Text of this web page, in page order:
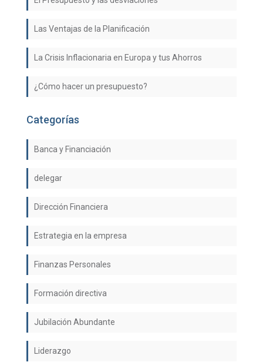
Las Ventajas de la Planificación
La Crisis Inflacionaria en Europa y tus Ahorros
¿Cómo hacer un presupuesto?
Categorías
Banca y Financiación
delegar
Dirección Financiera
Estrategia en la empresa
Finanzas Personales
Formación directiva
Jubilación Abundante
Liderazgo